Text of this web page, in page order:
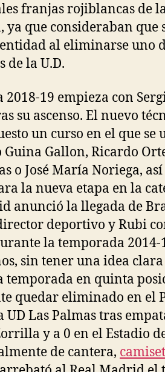
franjas rojiblancas de
ya que consideraban que
al eliminarse uno
de la U.D.
19 empieza con
su ascenso. El nuevo
un curso en el que
Guina Gallon, Ricardo
o José María Noriega,
la nueva etapa en la
anunció la llegada de
deportivo y Rubi
la temporada 2014-
sin tener una idea
en quinta
quedar eliminado en el
UD Las Palmas tras
y a 0 en el Estadio
de cantera,